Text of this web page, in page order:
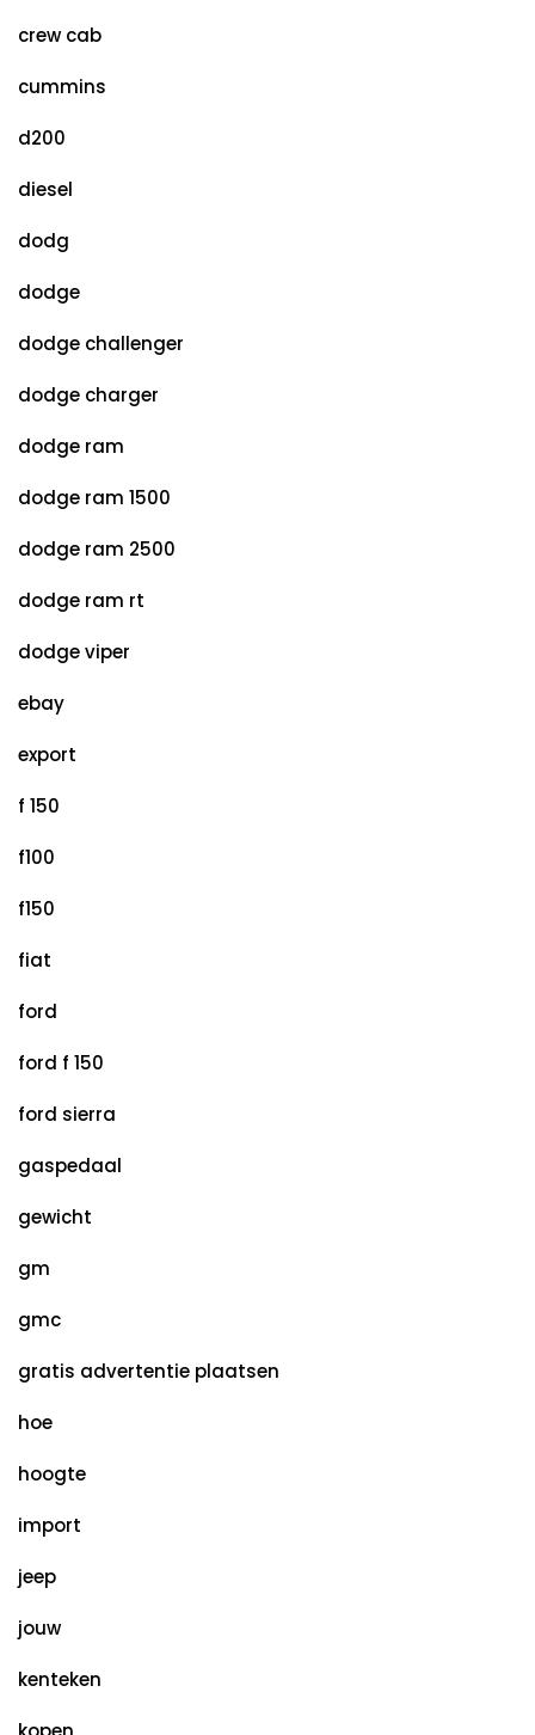
crew cab
cummins
d200
diesel
dodg
dodge
dodge challenger
dodge charger
dodge ram
dodge ram 1500
dodge ram 2500
dodge ram rt
dodge viper
ebay
export
f 150
f100
f150
fiat
ford
ford f 150
ford sierra
gaspedaal
gewicht
gm
gmc
gratis advertentie plaatsen
hoe
hoogte
import
jeep
jouw
kenteken